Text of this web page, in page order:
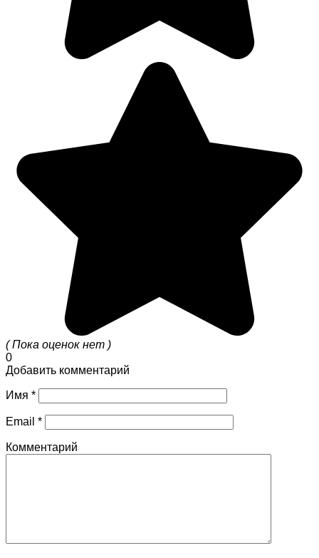
( Пока оценок нет )
0
Добавить комментарий
Имя *
Email *
Комментарий